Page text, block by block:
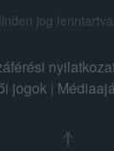
jog
jogok |